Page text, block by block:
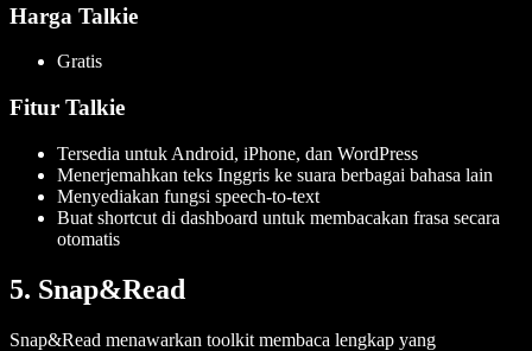
Harga Talkie
Gratis
Fitur Talkie
Tersedia untuk Android, iPhone, dan WordPress
Menerjemahkan teks Inggris ke suara berbagai bahasa lain
Menyediakan fungsi speech-to-text
Buat shortcut di dashboard untuk membacakan frasa secara
otomatis
5. Snap&Read
Snap&Read menawarkan toolkit membaca lengkap yang